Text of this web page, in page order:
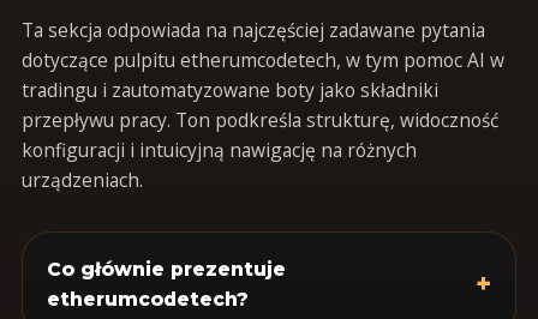
Ta sekcja odpowiada na najczęściej zadawane pytania
dotyczące pulpitu etherumcodetech, w tym pomoc AI w
tradingu i zautomatyzowane boty jako składniki
przepływu pracy. Ton podkreśla strukturę, widoczność
konfiguracji i intuicyjną nawigację na różnych
urządzeniach.
Co głównie prezentuje
etherumcodetech?
+